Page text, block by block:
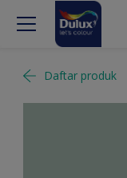
Daftar produk